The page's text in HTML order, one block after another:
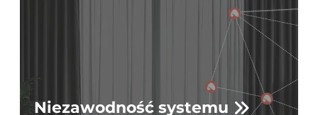
Niezawodność systemu